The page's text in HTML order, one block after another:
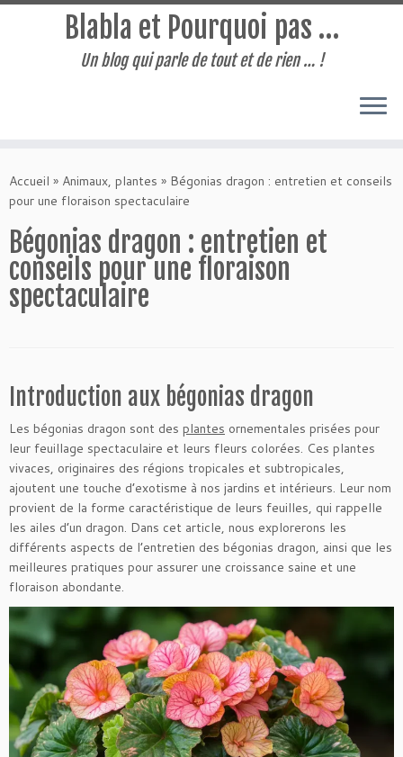
au
contenu
Blabla et Pourquoi pas …
Un blog qui parle de tout et de rien … !
Accueil » Animaux, plantes » Bégonias dragon : entretien et conseils
pour une floraison spectaculaire
Bégonias dragon : entretien et
conseils pour une floraison
spectaculaire
Introduction aux bégonias dragon
Les bégonias dragon sont des plantes ornementales prisées pour
leur feuillage spectaculaire et leurs fleurs colorées. Ces plantes
vivaces, originaires des régions tropicales et subtropicales,
ajoutent une touche d’exotisme à nos jardins et intérieurs. Leur nom
provient de la forme caractéristique de leurs feuilles, qui rappelle
les ailes d’un dragon. Dans cet article, nous explorerons les
différents aspects de l’entretien des bégonias dragon, ainsi que les
meilleures pratiques pour assurer une croissance saine et une
floraison abondante.